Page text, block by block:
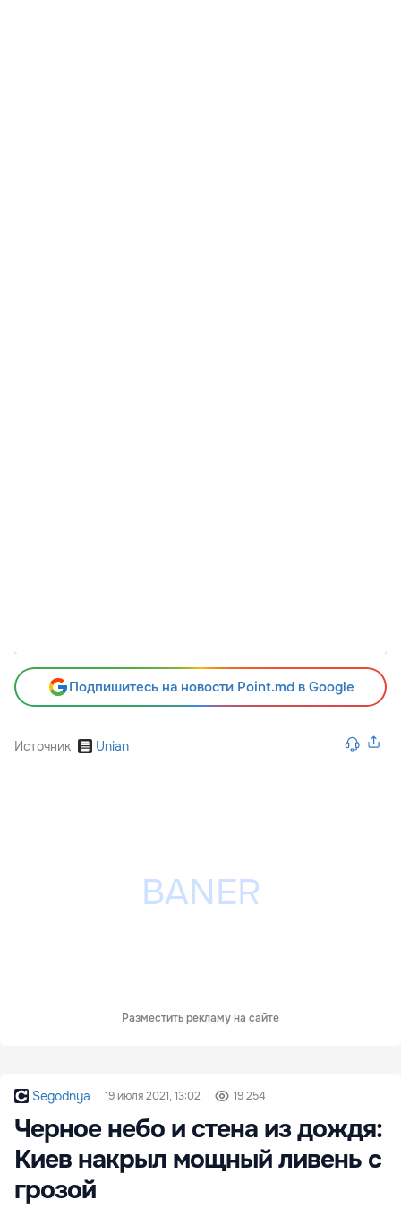
Подпишитесь на новости Point.md в Google
Источник Unian
Разместить рекламу на сайте
Segodnya 19 июля 2021, 13:02 19 254
Черное небо и стена из дождя:
Киев накрыл мощный ливень с
грозой